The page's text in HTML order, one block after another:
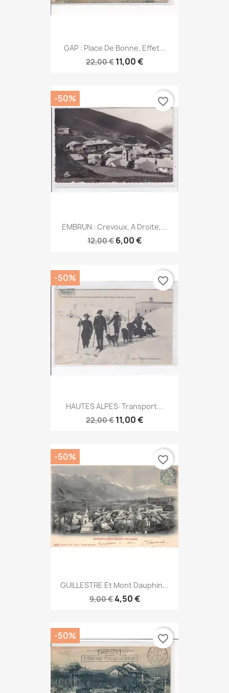
GAP : Place De Bonne, Effet...
22,00 € 11,00 €
EMBRUN : Crevoux, A Droite,...
12,00 € 6,00 €
-50% favorite_border
HAUTES ALPES: Transport...
22,00 € 11,00 €
-50% favorite_border
GUILLESTRE Et Mont Dauphin...
9,00 €4,50 €
-50% favorite_border
-50% favorite_border